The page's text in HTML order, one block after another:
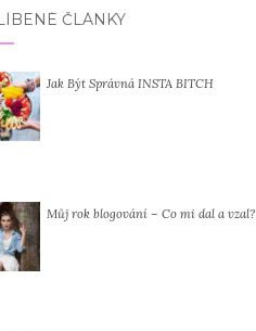
ČLÁNKY
Jak Být Správná INSTA BITCH
Můj rok blogování – Co mi dal a vzal?